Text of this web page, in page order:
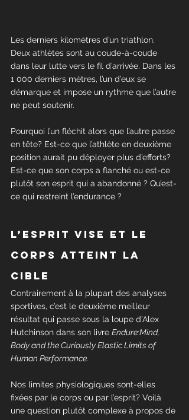
Les derniers kilomètres d’un triathlon.
Deux athlètes sont au coude-à-coude
dans leur lutte vers le fil d’arrivée. Dans les
1 000 derniers mètres, l’un d’eux se
démarque et impose un rythme que l’autre
ne peut soutenir.
Pourquoi l’un fléchit alors que l’autre passe
en tête? Est-ce que l’athlète en deuxième
position aurait pu déployer plus d’efforts?
Est-ce que son corps a flanché ou est-ce
plutôt son esprit qui a abandonné ? Qu’est-
ce qui restreint l’endurance ?
L’esprit vise et le
corps atteint la
cible
Contrairement à la plupart des analyses
sportives, c’est le deuxième meilleur
résultat qui passe sous la loupe d’Alex
Hutchinson dans son livre Endure:Mind,
Body and the Curiously Elastic Limits of
Human Performance.
Nos limites physiologiques sont-elles
fixées par le corps ou par l’esprit? Voilà
une question plutôt complexe à propos de